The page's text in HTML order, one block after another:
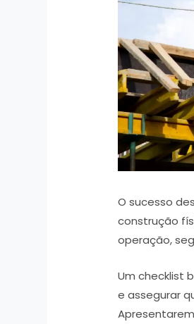
O sucesso
construção
operação,
Um checklist
e assegurar